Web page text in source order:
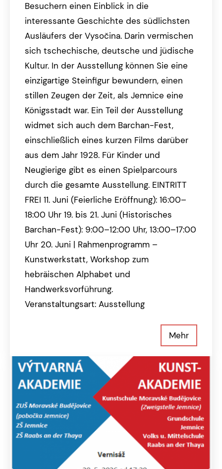
Besuchern einen Einblick in die
interessante Geschichte des südlichsten
Ausläufers der Vysočina. Darin vermischen
sich tschechische, deutsche und jüdische
Kultur. In der Ausstellung können Sie eine
einzigartige Steinfigur bewundern, einen
stillen Zeugen der Zeit, als Jemnice eine
Königsstadt war. Ein Teil der Ausstellung
widmet sich auch dem Barchan-Fest,
einschließlich eines kurzen Films darüber
aus dem Jahr 1928. Für Kinder und
Neugierige gibt es einen Spielparcours
durch die gesamte Ausstellung. EINTRITT
FREI 11. Juni (Feierliche Eröffnung): 16:00–
18:00 Uhr 19. bis 21. Juni (Historisches
Barchan-Fest): 9:00–12:00 Uhr, 13:00–17:00
Uhr 20. Juni | Rahmenprogramm –
Kunstwerkstatt, Workshop zum
hebräischen Alphabet und
Handwerksvorführung.
Veranstaltungsart: Ausstellung
Mehr